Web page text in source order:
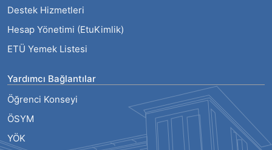
Destek Hizmetleri
Hesap Yönetimi (EtuKimlik)
ETÜ Yemek Listesi
Yardımcı Bağlantılar
Öğrenci Konseyi
ÖSYM
YÖK